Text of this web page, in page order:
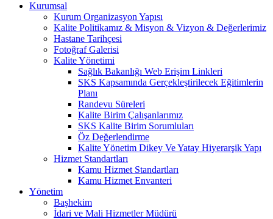
Kurumsal
Kurum Organizasyon Yapısı
Kalite Politikamız & Misyon & Vizyon & Değerlerimiz
Hastane Tarihçesi
Fotoğraf Galerisi
Kalite Yönetimi
Sağlık Bakanlığı Web Erişim Linkleri
SKS Kapsamında Gerçekleştirilecek Eğitimlerin
Planı
Randevu Süreleri
Kalite Birim Çalışanlarımız
SKS Kalite Birim Sorumluları
Öz Değerlendirme
Kalite Yönetim Dikey Ve Yatay Hiyerarşik Yapı
Hizmet Standartları
Kamu Hizmet Standartları
Kamu Hizmet Envanteri
Yönetim
Başhekim
İdari ve Mali Hizmetler Müdürü